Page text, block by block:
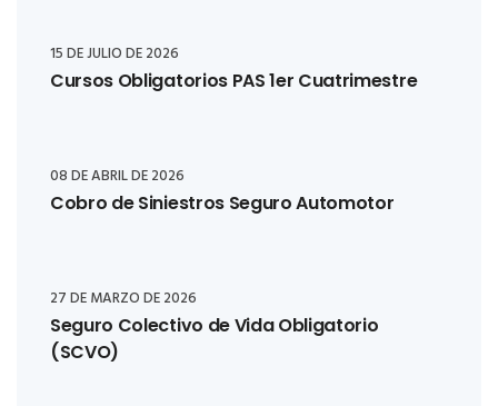
15 DE JULIO DE 2026
Cursos Obligatorios PAS 1er Cuatrimestre
08 DE ABRIL DE 2026
Cobro de Siniestros Seguro Automotor
27 DE MARZO DE 2026
Seguro Colectivo de Vida Obligatorio
(SCVO)